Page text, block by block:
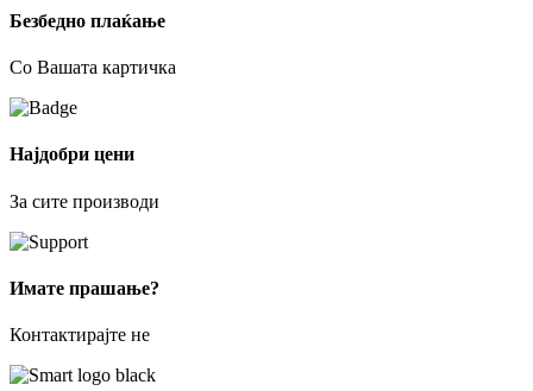
Безбедно плаќање
Со Вашата картичка
Најдобри цени
За сите производи
Имате прашање?
Контактирајте не